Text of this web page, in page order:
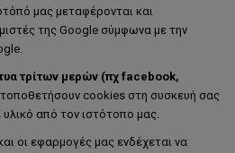
μας μεταφέρονται και
της Google σύμφωνα με την
τρίτων μερών (πχ facebook,
cookies στη συσκευή σας
υλικό από τον ιστότοπο μας.
οι εφαρμογές μας ενδέχεται να